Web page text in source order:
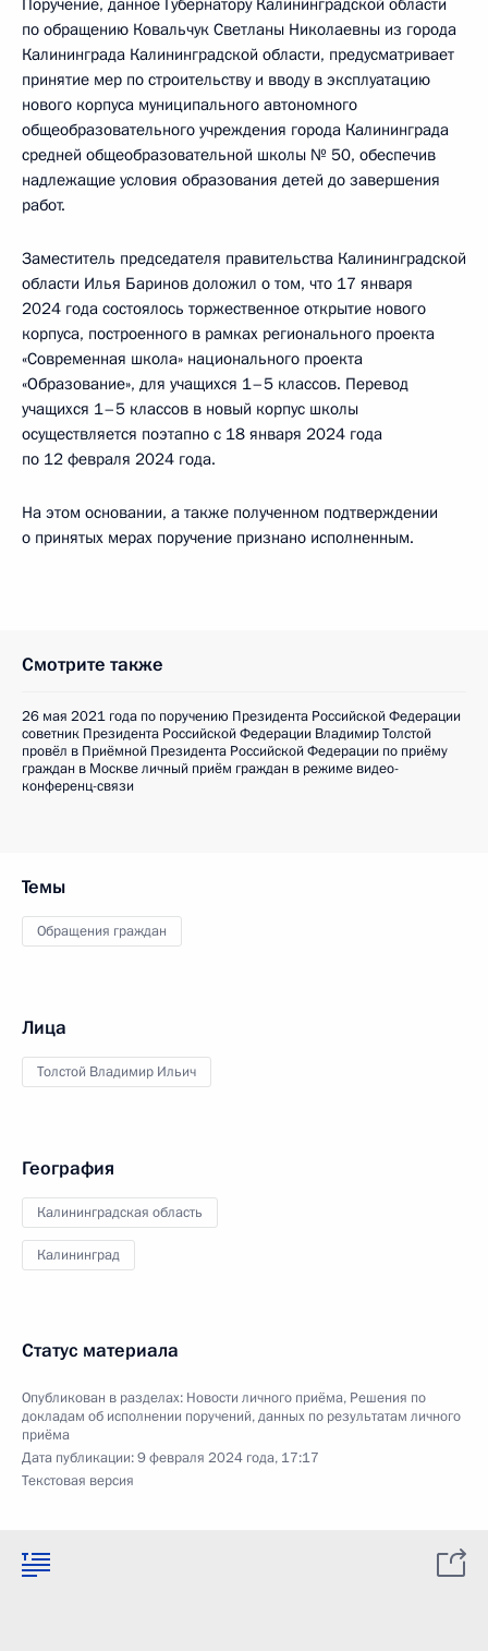
Поручение, данное Губернатору Калининградской области
по обращению Ковальчук Светланы Николаевны из города
Калининграда Калининградской области, предусматривает
принятие мер по строительству и вводу в эксплуатацию
нового корпуса муниципального автономного
общеобразовательного учреждения города Калининграда
средней общеобразовательной школы № 50, обеспечив
надлежащие условия образования детей до завершения
работ.
Заместитель председателя правительства Калининградской
области Илья Баринов доложил о том, что 17 января
2024 года состоялось торжественное открытие нового
корпуса, построенного в рамках регионального проекта
«Современная школа» национального проекта
«Образование», для учащихся 1–5 классов. Перевод
учащихся 1–5 классов в новый корпус школы
осуществляется поэтапно с 18 января 2024 года
по 12 февраля 2024 года.
На этом основании, а также полученном подтверждении
о принятых мерах поручение признано исполненным.
Смотрите также
26 мая 2021 года по поручению Президента Российской Федерации
советник Президента Российской Федерации Владимир Толстой
провёл в Приёмной Президента Российской Федерации по приёму
граждан в Москве личный приём граждан в режиме видео-
конференц-связи
Темы
Обращения граждан
Лица
Толстой Владимир Ильич
География
Калининградская область
Калининград
Статус материала
Опубликован в разделах: Новости личного приёма, Решения по
докладам об исполнении поручений, данных по результатам личного
приёма
Дата публикации:9 февраля 2024 года, 17:17
Текстовая версия